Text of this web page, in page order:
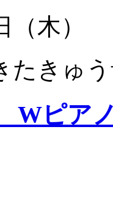
（木）
きゅ
ピア